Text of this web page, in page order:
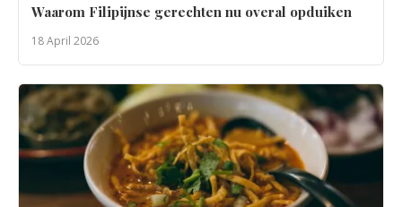
Waarom Filipijnse gerechten nu overal opduiken
18 April 2026